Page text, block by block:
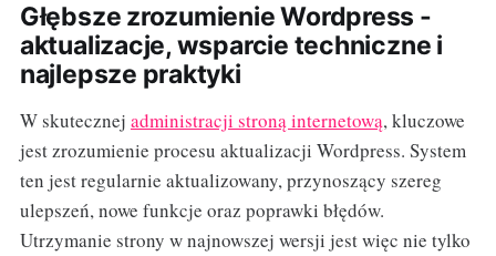
Głębsze zrozumienie Wordpress -
aktualizacje, wsparcie techniczne i
najlepsze praktyki
W skutecznej administracji stroną internetową, kluczowe
jest zrozumienie procesu aktualizacji Wordpress. System
ten jest regularnie aktualizowany, przynoszący szereg
ulepszeń, nowe funkcje oraz poprawki błędów.
Utrzymanie strony w najnowszej wersji jest więc nie tylko